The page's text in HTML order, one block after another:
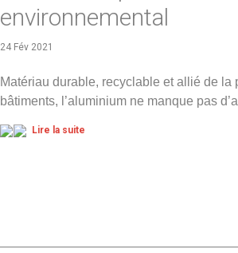
environnemental
24 Fév 2021
Matériau durable, recyclable et allié de la
bâtiments, l’aluminium ne manque pas
Lire la suite